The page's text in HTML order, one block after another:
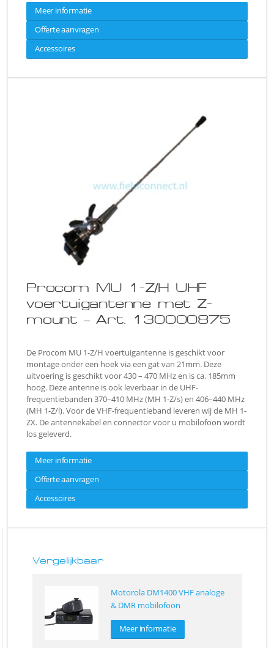
Meer informatie
Offerte aanvragen
Accessoires
Procom MU 1-Z/H UHF
voertuigantenne met Z-
mount – Art. 130000875
De Procom MU 1-Z/H voertuigantenne is geschikt voor
montage onder een hoek via een gat van 21mm. Deze
uitvoering is geschikt voor 430 – 470 MHz en is ca. 185mm
hoog. Deze antenne is ook leverbaar in de UHF-
frequentiebanden 370–410 MHz (MH 1-Z/s) en 406–440 MHz
(MH 1-Z/l). Voor de VHF-frequentieband leveren wij de MH 1-
ZX. De antennekabel en connector voor u mobilofoon wordt
los geleverd.
Meer informatie
Offerte aanvragen
Accessoires
Vergelijkbaar
Motorola DM1400 VHF analoge
& DMR mobilofoon
Meer informatie